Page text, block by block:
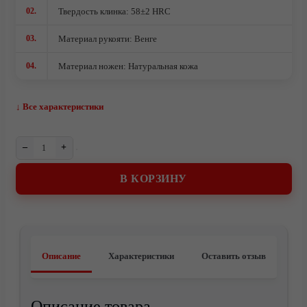
Ножи кованые из стали 95Х18
02. Твердость клинка: 58±2 HRC
03. Материал рукояти: Венге
04. Материал ножен: Натуральная кожа
↓ Все характеристики
– +
В КОРЗИНУ
Описание Характеристики Оставить отзыв